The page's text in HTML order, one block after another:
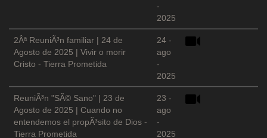
-
2025
2Âª ReuniÃ³n familiar | 24 de
Agosto de 2025 | Vivir o morir
Cristo - Tierra Prometida
24 -
ago
-
2025
ReuniÃ³n "SÃ© Sano" | 23 de
Agosto de 2025 | Cuando no
entendemos el propÃ³sito de Dios -
Tierra Prometida
23 -
ago
-
2025